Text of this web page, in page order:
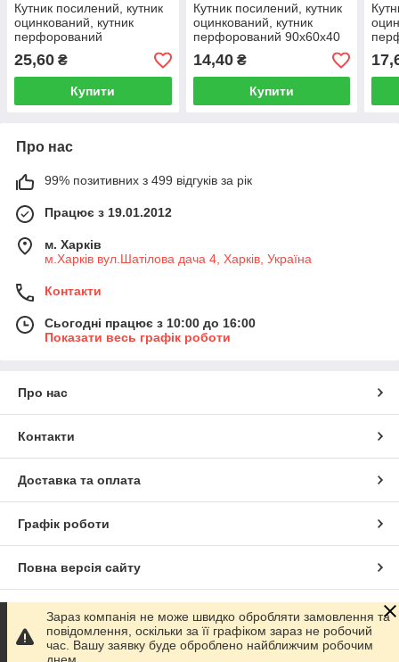
Кутник посилений, кутник
оцинкований, кутник
перфорований
100х100х55
25,60 ₴
Купити
Кутник посилений, кутник
оцинкований, кутник
перфорований 90х60х40
14,40₴
Купити
Про нас
99% позитивних з 499 відгуків за рік
Працює з 19.01.2012
м. Харків
м.Харків вул.Шатілова дача 4, Харків, Україна
Контакти
Сьогодні працює з 10:00 до 16:00
Показати весь графік роботи
Про нас
Контакти
Доставка та оплата
Графік роботи
Повна версія сайту
Сайт створено на маркетплейсіProm.ua
Політика конфіденційності
Зараз компанія не може швидко обробляти замовлення та
повідомлення, оскільки за її графіком зараз не робочий
час. Вашу заявку буде оброблено найближчим робочим